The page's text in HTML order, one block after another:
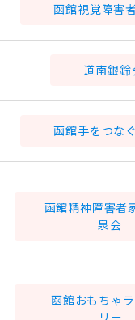
函館視覚障害
道南銀鈴
函館手をつな
函館精神障害者
泉会
函館おもちゃ